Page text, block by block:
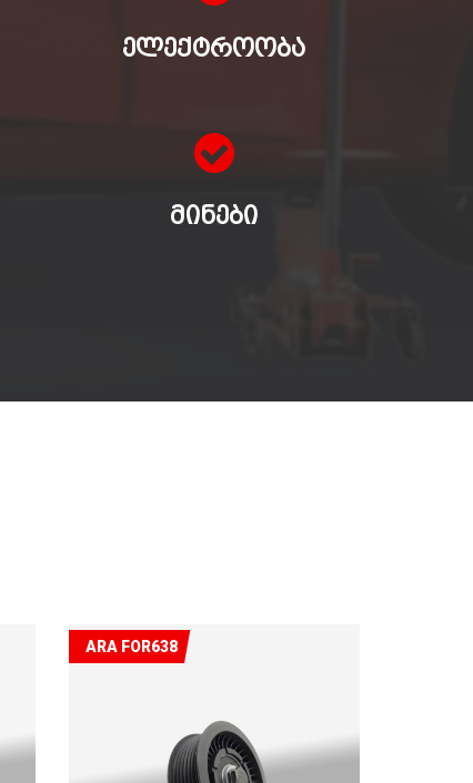
ᲔᲚᲔᲥᲢᲠᲝᲝᲑᲐ
ᲛᲘᲜᲔᲑᲘ
ARA FOR638